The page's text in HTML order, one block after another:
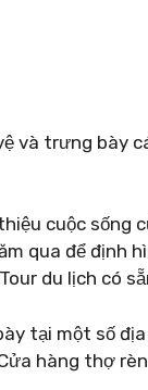
và trưng bày
cuộc sống
qua để định
du lịch có
tại một số địa
hàng thợ